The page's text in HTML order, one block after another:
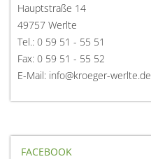
Hauptstraße 14
49757 Werlte
Tel.: 0 59 51 - 55 51
Fax: 0 59 51 - 55 52
E-Mail: info@kroeger-werlte.de
FACEBOOK